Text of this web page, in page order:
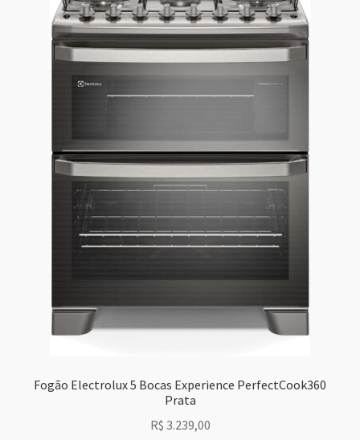
Fogão Electrolux 5 Bocas Experience PerfectCook360
Prata
R$ 3.239,00